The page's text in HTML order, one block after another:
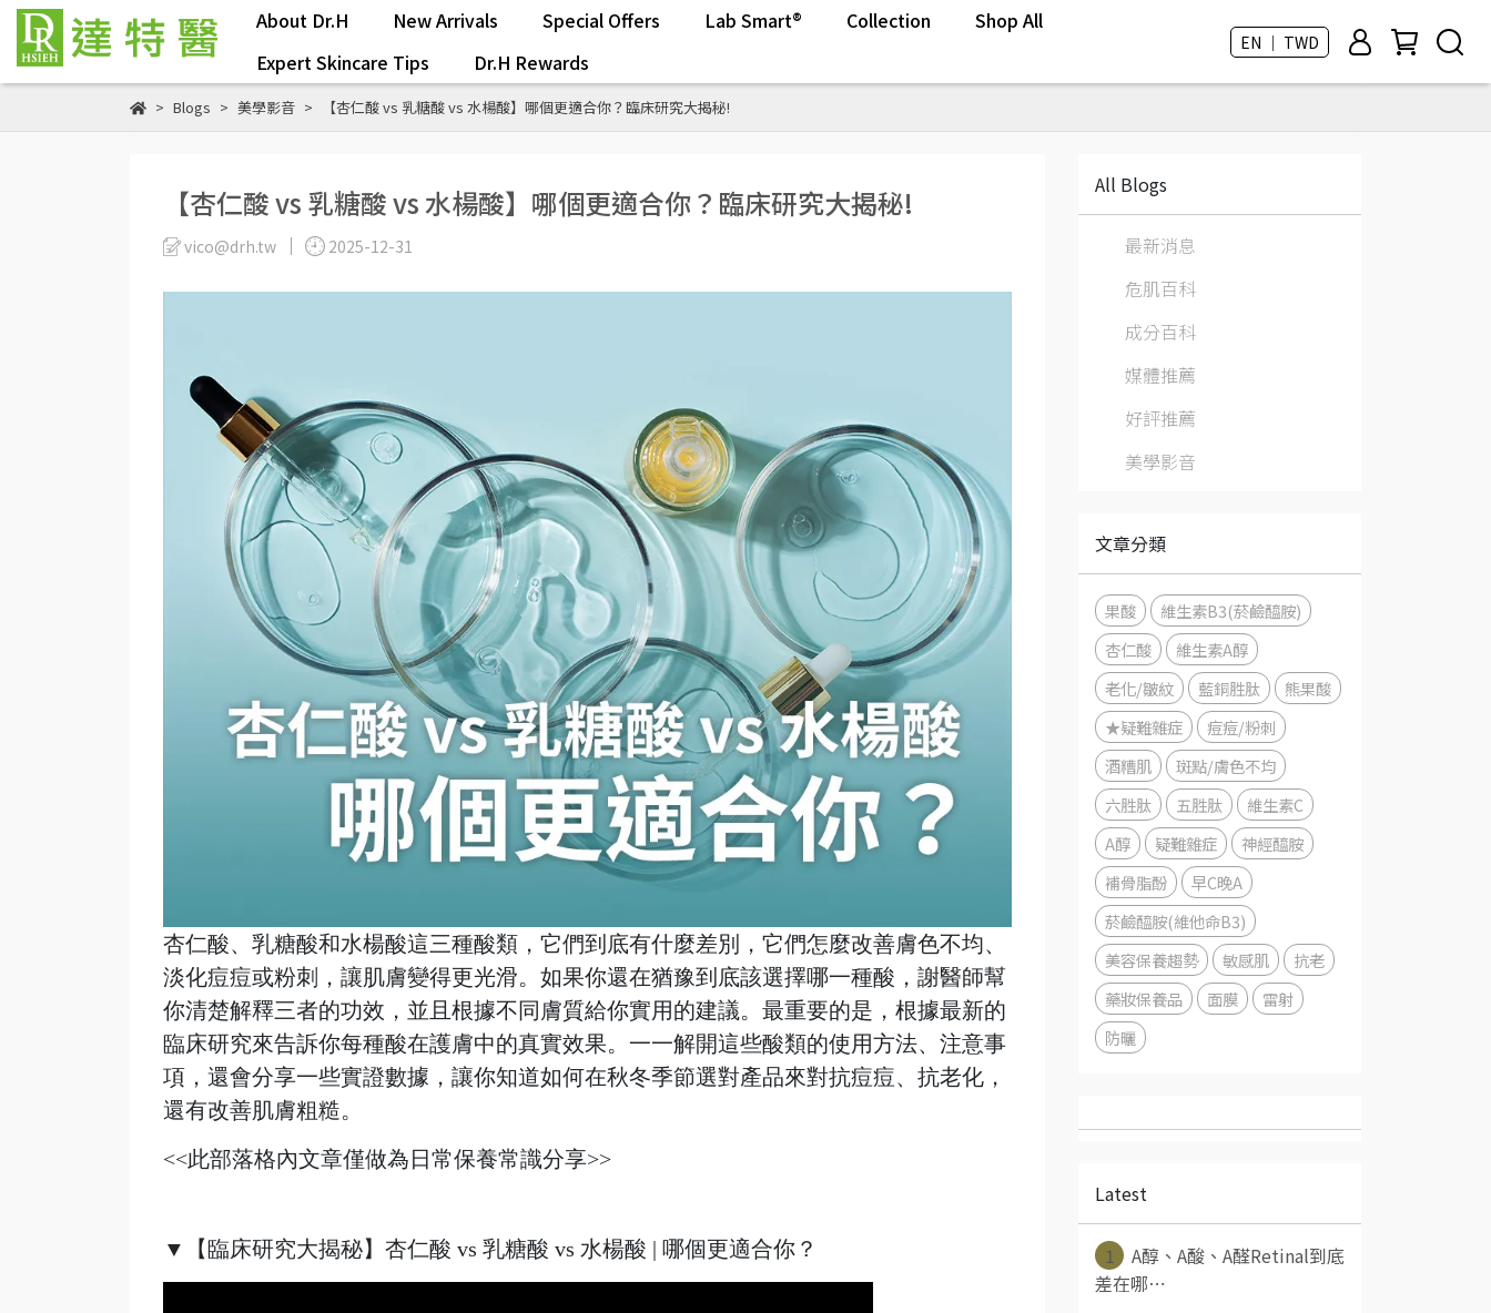
About Dr.H New Arrivals Special Offers Lab Smart® Collection
Shop All
Expert Skincare Tips
Dr.H Rewards
EN ｜ TWD
Blogs 美學影音 【杏仁酸 vs 乳糖酸 vs 水楊酸】哪個更適合你？臨床研究大揭秘!
【杏仁酸 vs 乳糖酸 vs 水楊酸】哪個更適合你？臨床研究大揭秘!
vico@drh.tw 2025-12-31
杏仁酸、乳糖酸和水楊酸這三種酸類，它們到底有什麼差別，它們怎麼改善膚色不均、
淡化痘痘或粉刺，讓肌膚變得更光滑。如果你還在猶豫到底該選擇哪一種酸，謝醫師幫
你清楚解釋三者的功效，並且根據不同膚質給你實用的建議。最重要的是，根據最新的
臨床研究來告訴你每種酸在護膚中的真實效果。一一解開這些酸類的使用方法、注意事
項，還會分享一些實證數據，讓你知道如何在秋冬季節選對產品來對抗痘痘、抗老化，
還有改善肌膚粗糙。
<<此部落格內文章僅做為日常保養常識分享>>
▼【臨床研究大揭秘】杏仁酸 vs 乳糖酸 vs 水楊酸 | 哪個更適合你？
All Blogs
最新消息
危肌百科
成分百科
媒體推薦
好評推薦
美學影音
文章分類
果酸
維生素B3(菸鹼醯胺)
杏仁酸
維生素A醇
老化/皺紋
藍銅胜肽
熊果酸
★疑難雜症
痘痘/粉刺
酒糟肌
斑點/膚色不均
六胜肽
五胜肽
維生素C
A醇
疑難雜症
神經醯胺
補骨脂酚
早C晚A
菸鹼醯胺(維他命B3)
美容保養趨勢
敏感肌
抗老
藥妝保養品
面膜
雷射
防曬
Latest
1
A醇、A酸、A醛Retinal到底
差在哪⋯